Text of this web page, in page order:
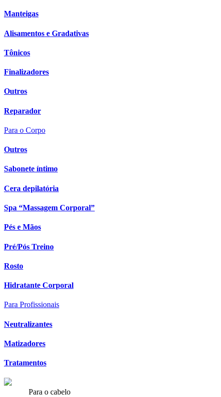
Manteigas
Alisamentos e Gradativas
Tônicos
Finalizadores
Outros
Reparador
Para o Corpo
Outros
Sabonete íntimo
Cera depilatória
Spa “Massagem Corporal”
Pés e Mãos
Pré/Pós Treino
Rosto
Hidratante Corporal
Para Profissionais
Neutralizantes
Matizadores
Tratamentos
Para o cabelo